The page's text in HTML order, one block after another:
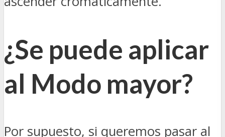
¿Se puede aplicar
al Modo mayor?
Por supuesto, si queremos pasar al